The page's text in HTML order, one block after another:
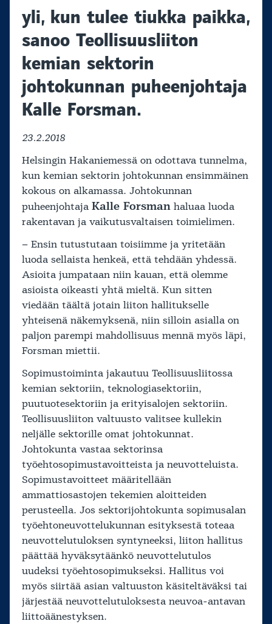
yli, kun tulee tiukka paikka,
sanoo Teollisuusliiton
kemian sektorin
johtokunnan puheenjohtaja
Kalle Forsman.
23.2.2018
Helsingin Hakaniemessä on odottava tunnelma,
kun kemian sektorin johtokunnan ensimmäinen
kokous on alkamassa. Johtokunnan
puheenjohtaja Kalle Forsman haluaa luoda
rakentavan ja vaikutusvaltaisen toimielimen.
– Ensin tutustutaan toisiimme ja yritetään
luoda sellaista henkeä, että tehdään yhdessä.
Asioita jumpataan niin kauan, että olemme
asioista oikeasti yhtä mieltä. Kun sitten
viedään täältä jotain liiton hallitukselle
yhteisenä näkemyksenä, niin silloin asialla on
paljon parempi mahdollisuus mennä myös läpi,
Forsman miettii.
Sopimustoiminta jakautuu Teollisuusliitossa
kemian sektoriin, teknologiasektoriin,
puutuotesektoriin ja erityisalojen sektoriin.
Teollisuusliiton valtuusto valitsee kullekin
neljälle sektorille omat johtokunnat.
Johtokunta vastaa sektorinsa
työehtosopimustavoitteista ja neuvotteluista.
Sopimustavoitteet määritellään
ammattiosastojen tekemien aloitteiden
perusteella. Jos sektorijohtokunta sopimusalan
työehtoneuvottelukunnan esityksestä toteaa
neuvottelutuloksen syntyneeksi, liiton hallitus
päättää hyväksytäänkö neuvottelutulos
uudeksi työehtosopimukseksi. Hallitus voi
myös siirtää asian valtuuston käsiteltäväksi tai
järjestää neuvottelutuloksesta neuvoa-antavan
liittoäänestyksen.